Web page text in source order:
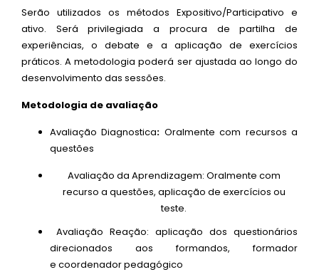
Serão utilizados os métodos Expositivo/Participativo e
ativo. Será privilegiada a procura de partilha de
experiências, o debate e a aplicação de exercícios
práticos. A metodologia poderá ser ajustada ao longo do
desenvolvimento das sessões.
Metodologia de avaliação
Avaliação Diagnostica: Oralmente com recursos a
questões
Avaliação da Aprendizagem: Oralmente com
recurso a questões, aplicação de exercícios ou
teste.
Avaliação Reação: aplicação dos questionários
direcionados aos formandos, formador
e coordenador pedagógico